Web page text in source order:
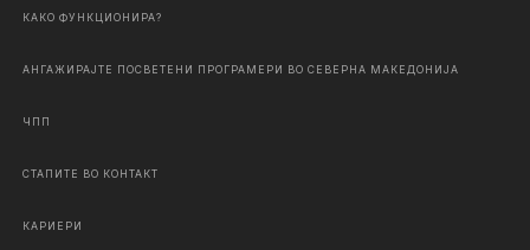
КАКО ФУНКЦИОНИРА?
АНГАЖИРАЈТЕ ПОСВЕТЕНИ ПРОГРАМЕРИ ВО СЕВЕРНА МАКЕДОНИЈА
ЧПП
СТАПИТЕ ВО КОНТАКТ
КАРИЕРИ